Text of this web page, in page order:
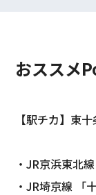
おススメ
【駅チカ】東
・JR京浜東北
・JR埼京線